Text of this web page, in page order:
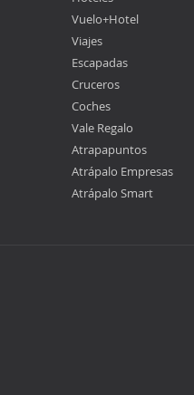
Vuelo+Hotel
Viajes
Escapadas
Cruceros
Coches
Vale Regalo
Atrapapuntos
Atrápalo Empresas
Atrápalo Smart